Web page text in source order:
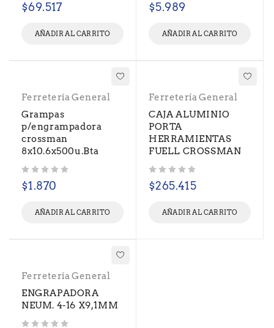
$69.517
AÑADIR AL CARRITO
$5.989
AÑADIR AL CARRITO
Ferretería General
Grampas
p/engrampadora
crossman
8x10.6x500u.Bta
$1.870
AÑADIR AL CARRITO
Ferretería General
CAJA ALUMINIO
PORTA
HERRAMIENTAS
FUELL CROSSMAN
$265.415
AÑADIR AL CARRITO
Ferretería General
ENGRAPADORA
NEUM. 4-16 X9,1MM